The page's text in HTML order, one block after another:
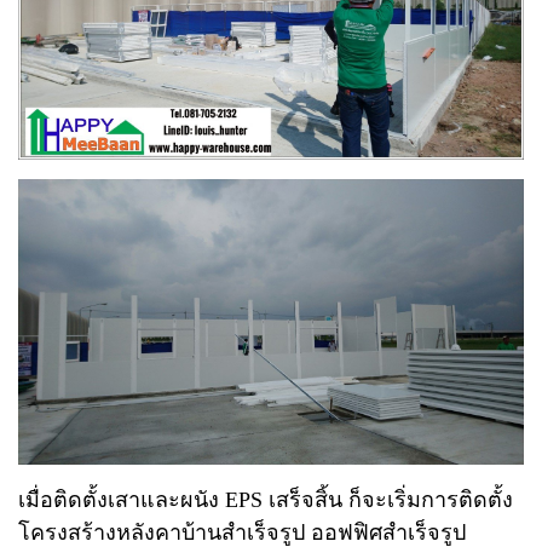
เมื่อติดตั้งเสาและผนัง EPS เสร็จสิ้น ก็จะเริ่มการติดตั้ง
โครงสร้างหลังคาบ้านสำเร็จรูป ออฟฟิศสำเร็จรูป